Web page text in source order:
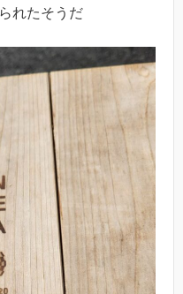
れたそうだ